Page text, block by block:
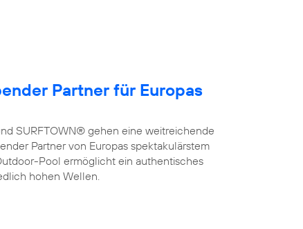
Partner für Europas
SURFTOWN® gehen eine weitreichende
Partner von Europas spektakulärstem
Pool ermöglicht ein authentisches
hohen Wellen.